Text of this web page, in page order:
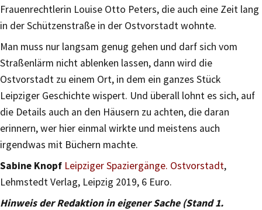
Frauenrechtlerin Louise Otto Peters, die auch eine Zeit lang
in der Schützenstraße in der Ostvorstadt wohnte.
Man muss nur langsam genug gehen und darf sich vom
Straßenlärm nicht ablenken lassen, dann wird die
Ostvorstadt zu einem Ort, in dem ein ganzes Stück
Leipziger Geschichte wispert. Und überall lohnt es sich, auf
die Details auch an den Häusern zu achten, die daran
erinnern, wer hier einmal wirkte und meistens auch
irgendwas mit Büchern machte.
Sabine Knopf Leipziger Spaziergänge. Ostvorstadt,
Lehmstedt Verlag, Leipzig 2019, 6 Euro.
Hinweis der Redaktion in eigener Sache (Stand 1.